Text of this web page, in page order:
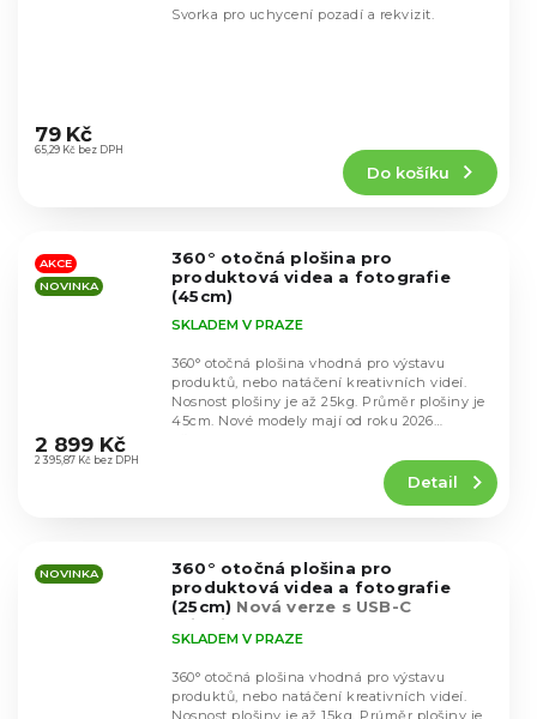
hodnocení
produktu
hvězdiček.
65,29 Kč bez DPH
79 Kč
Do košíku
Svorka pro uchycení pozadí a rekvizit.
AKCE
NOVINKA
360° otočná plošina pro
produktová videa a fotografie
(45cm)
hodnocení
produktu
hvězdiček.
SKLADEM V PRAZE
2 395,87 Kč bez DPH
2 899 Kč
Detail
360° otočná plošina vhodná pro výstavu
produktů, nebo natáčení kreativních videí.
Nosnost plošiny je až 25kg. Průměr plošiny je
45cm. Nové modely mají od roku 2026
NOVINKA
360° otočná plošina pro
produktová videa a fotografie
(25cm) Nová verze s USB-C
připojením
SKLADEM V PRAZE
360° otočná plošina vhodná pro výstavu
produktů, nebo natáčení kreativních videí.
Nosnost plošiny je až 15kg. Prúměr plošiny je